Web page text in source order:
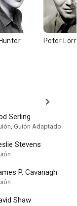
Peter
Serling
Guión Adaptado
Stevens
P. Cavanagh
Shaw